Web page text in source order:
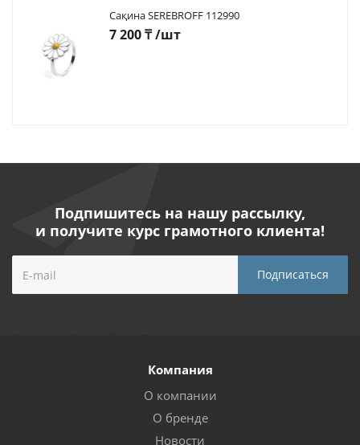
Сақина SEREBROFF 112990
7 200₸/шт
Подпишитесь на нашу рассылку,
и получите курс грамотного клиента!
Компания
О компании
О бренде
Новости